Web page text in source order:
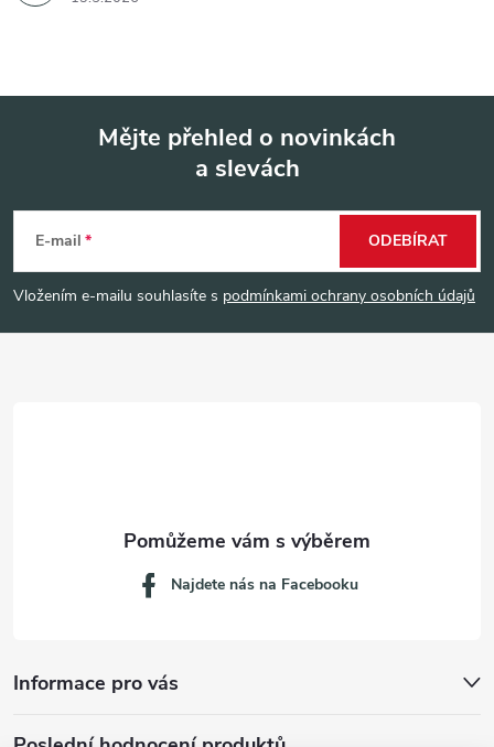
p
a
Mějte přehled o novinkách
a slevách
E-mail
Vložením e-mailu souhlasíte s podmínkami ochrany osobních údajů
ODEBÍRAT
Informace pro vás
Najdete nás na Facebooku